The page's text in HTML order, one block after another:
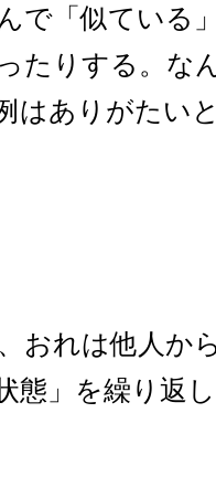
で「似ている
たりする。な
はありがたい
おれは他人か
態」を繰り返